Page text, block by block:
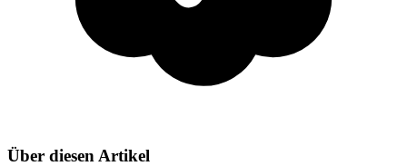
Über diesen Artikel